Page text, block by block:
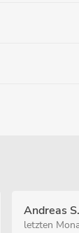
Andreas S.
letzten